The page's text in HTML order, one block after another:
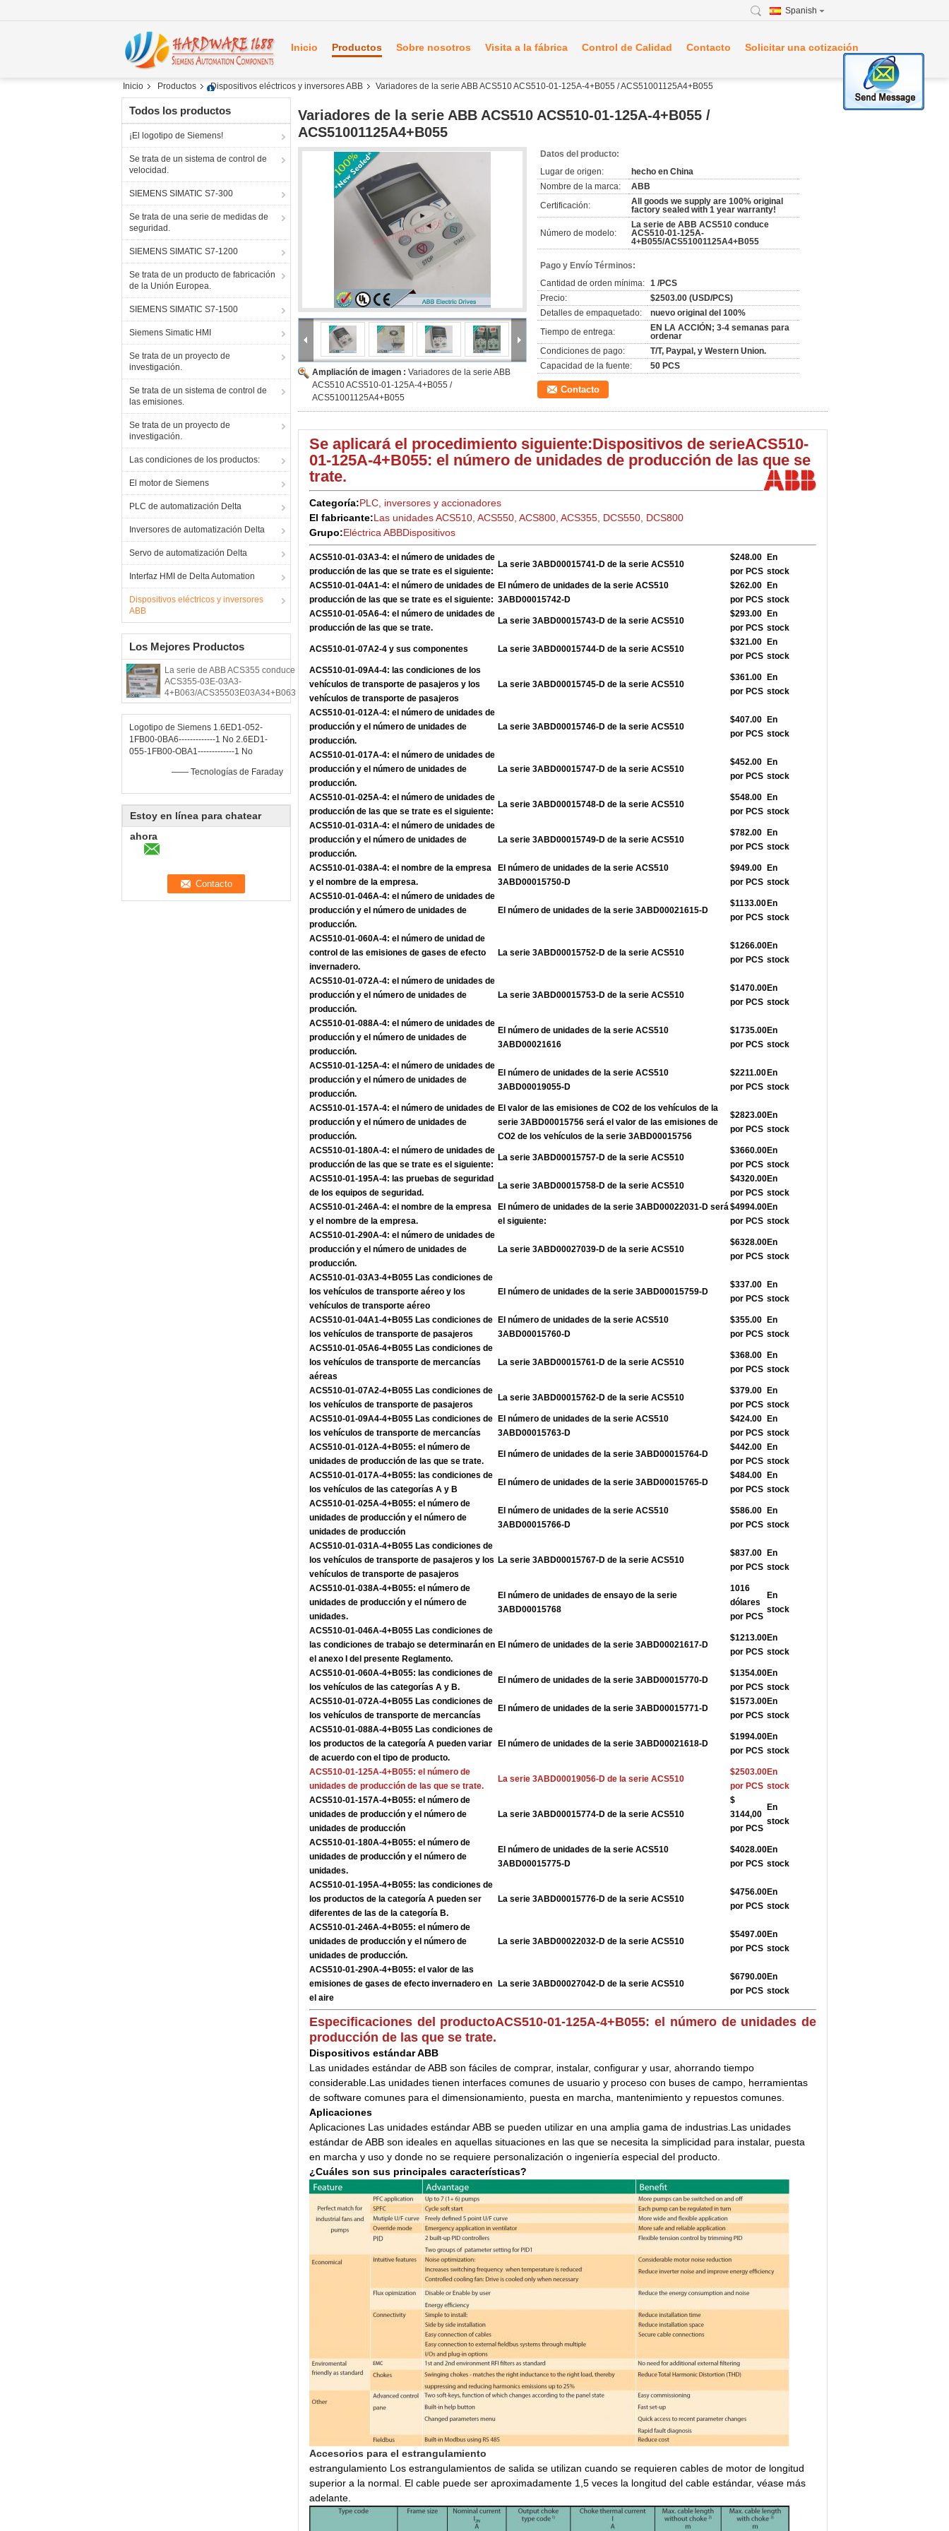
Spanish
Inicio Productos Sobre nosotros Visita a la fábrica Control de Calidad Contacto Solicitar una cotización
Inicio Productos Dispositivos eléctricos y inversores ABB Variadores de la serie ABB ACS510 ACS510-01-125A-4+B055 / ACS51001125A4+B055
Todos los productos
¡El logotipo de Siemens!
Se trata de un sistema de control de
velocidad.
SIEMENS SIMATIC S7-300
Se trata de una serie de medidas de
seguridad.
SIEMENS SIMATIC S7-1200
Se trata de un producto de fabricación
de la Unión Europea.
SIEMENS SIMATIC S7-1500
Siemens Simatic HMI
Se trata de un proyecto de
investigación.
Se trata de un sistema de control de
las emisiones.
Se trata de un proyecto de
investigación.
Las condiciones de los productos:
El motor de Siemens
PLC de automatización Delta
Inversores de automatización Delta
Servo de automatización Delta
Interfaz HMI de Delta Automation
Dispositivos eléctricos y inversores
ABB
Los Mejores Productos
La serie de ABB ACS355 conduce
ACS355-03E-03A3-
4+B063/ACS35503E03A34+B063
Logotipo de Siemens 1.6ED1-052-
1FB00-0BA6-------------1 No 2.6ED1-
055-1FB00-OBA1-------------1 No
—— Tecnologías de Faraday
Estoy en línea para chatear
ahora
Variadores de la serie ABB ACS510 ACS510-01-125A-4+B055 /
ACS51001125A4+B055
Ampliación de imagen : Variadores de la serie ABB
ACS510 ACS510-01-125A-4+B055 /
ACS51001125A4+B055
Datos del producto:
Lugar de origen:
hecho en China
Nombre de la marca:
ABB
Certificación:
All goods we supply are 100% original
factory sealed with 1 year warranty!
Número de modelo:
La serie de ABB ACS510 conduce
ACS510-01-125A-
4+B055/ACS51001125A4+B055
Pago y Envío Términos:
Cantidad de orden mínima: 1 /PCS
Precio:
$2503.00 (USD/PCS)
Detalles de empaquetado:
nuevo original del 100%
Tiempo de entrega:
EN LA ACCIÓN; 3-4 semanas para
ordenar
Condiciones de pago:
T/T, Paypal, y Western Union.
Capacidad de la fuente:
50 PCS
Contacto
Se aplicará el procedimiento siguiente:Dispositivos de serieACS510-
01-125A-4+B055: el número de unidades de producción de las que se
trate.
Categoría:PLC, inversores y accionadores
El fabricante:Las unidades ACS510, ACS550, ACS800, ACS355, DCS550, DCS800
Grupo:Eléctrica ABBDispositivos
ACS510-01-03A3-4: el número de unidades de
producción de las que se trate es el siguiente:
La serie 3ABD00015741-D de la serie ACS510
$248.00
por PCS
En
stock
ACS510-01-04A1-4: el número de unidades de
producción de las que se trate es el siguiente:
El número de unidades de la serie ACS510
3ABD00015742-D
$262.00
por PCS
En
stock
ACS510-01-05A6-4: el número de unidades de
producción de las que se trate.
La serie 3ABD00015743-D de la serie ACS510
$293.00
por PCS
En
stock
ACS510-01-07A2-4 y sus componentes La serie 3ABD00015744-D de la serie ACS510
$321.00
por PCS
En
stock
ACS510-01-09A4-4: las condiciones de los
vehículos de transporte de pasajeros y los
vehículos de transporte de pasajeros
La serie 3ABD00015745-D de la serie ACS510
$361.00
por PCS
En
stock
ACS510-01-012A-4: el número de unidades de
producción y el número de unidades de
producción.
La serie 3ABD00015746-D de la serie ACS510
$407.00
por PCS
En
stock
ACS510-01-017A-4: el número de unidades de
producción y el número de unidades de
producción.
La serie 3ABD00015747-D de la serie ACS510
$452.00
por PCS
En
stock
ACS510-01-025A-4: el número de unidades de
producción de las que se trate es el siguiente:
La serie 3ABD00015748-D de la serie ACS510
$548.00
por PCS
En
stock
ACS510-01-031A-4: el número de unidades de
producción y el número de unidades de
producción.
La serie 3ABD00015749-D de la serie ACS510
$782.00
por PCS
En
stock
ACS510-01-038A-4: el nombre de la empresa
y el nombre de la empresa.
El número de unidades de la serie ACS510
3ABD00015750-D
$949.00
por PCS
En
stock
ACS510-01-046A-4: el número de unidades de
producción y el número de unidades de
producción.
El número de unidades de la serie 3ABD00021615-D
$1133.00
por PCS
En
stock
ACS510-01-060A-4: el número de unidad de
control de las emisiones de gases de efecto
invernadero.
La serie 3ABD00015752-D de la serie ACS510
$1266.00
por PCS
En
stock
ACS510-01-072A-4: el número de unidades de
producción y el número de unidades de
producción.
La serie 3ABD00015753-D de la serie ACS510
$1470.00
por PCS
En
stock
ACS510-01-088A-4: el número de unidades de
producción y el número de unidades de
producción.
El número de unidades de la serie ACS510
3ABD00021616
$1735.00
por PCS
En
stock
ACS510-01-125A-4: el número de unidades de
producción y el número de unidades de
producción.
El número de unidades de la serie ACS510
3ABD00019055-D
$2211.00
por PCS
En
stock
ACS510-01-157A-4: el número de unidades de
producción y el número de unidades de
producción.
El valor de las emisiones de CO2 de los vehículos de la
serie 3ABD00015756 será el valor de las emisiones de
CO2 de los vehículos de la serie 3ABD00015756
$2823.00
por PCS
En
stock
ACS510-01-180A-4: el número de unidades de
producción de las que se trate es el siguiente:
La serie 3ABD00015757-D de la serie ACS510
$3660.00
por PCS
En
stock
ACS510-01-195A-4: las pruebas de seguridad
de los equipos de seguridad.
La serie 3ABD00015758-D de la serie ACS510
$4320.00
por PCS
En
stock
ACS510-01-246A-4: el nombre de la empresa
y el nombre de la empresa.
El número de unidades de la serie 3ABD00022031-D será
el siguiente:
$4994.00
por PCS
En
stock
ACS510-01-290A-4: el número de unidades de
producción y el número de unidades de
producción.
La serie 3ABD00027039-D de la serie ACS510
$6328.00
por PCS
En
stock
ACS510-01-03A3-4+B055 Las condiciones de
los vehículos de transporte aéreo y los
vehículos de transporte aéreo
El número de unidades de la serie 3ABD00015759-D
$337.00
por PCS
En
stock
ACS510-01-04A1-4+B055 Las condiciones de
los vehículos de transporte de pasajeros
El número de unidades de la serie ACS510
3ABD00015760-D
$355.00
por PCS
En
stock
ACS510-01-05A6-4+B055 Las condiciones de
los vehículos de transporte de mercancías
aéreas
La serie 3ABD00015761-D de la serie ACS510
$368.00
por PCS
En
stock
ACS510-01-07A2-4+B055 Las condiciones de
los vehículos de transporte de pasajeros
La serie 3ABD00015762-D de la serie ACS510
$379.00
por PCS
En
stock
ACS510-01-09A4-4+B055 Las condiciones de
los vehículos de transporte de mercancías
El número de unidades de la serie ACS510
3ABD00015763-D
$424.00
por PCS
En
stock
ACS510-01-012A-4+B055: el número de
unidades de producción de las que se trate.
El número de unidades de la serie 3ABD00015764-D
$442.00
por PCS
En
stock
ACS510-01-017A-4+B055: las condiciones de
los vehículos de las categorías A y B
El número de unidades de la serie 3ABD00015765-D
$484.00
por PCS
En
stock
ACS510-01-025A-4+B055: el número de
unidades de producción y el número de
unidades de producción
El número de unidades de la serie ACS510
3ABD00015766-D
$586.00
por PCS
En
stock
ACS510-01-031A-4+B055 Las condiciones de
los vehículos de transporte de pasajeros y los
vehículos de transporte de pasajeros
La serie 3ABD00015767-D de la serie ACS510
$837.00
por PCS
En
stock
ACS510-01-038A-4+B055: el número de
unidades de producción y el número de
unidades.
El número de unidades de ensayo de la serie
3ABD00015768
1016
dólares
por PCS
En
stock
ACS510-01-046A-4+B055 Las condiciones de
las condiciones de trabajo se determinarán en
el anexo I del presente Reglamento.
El número de unidades de la serie 3ABD00021617-D
$1213.00
por PCS
En
stock
ACS510-01-060A-4+B055: las condiciones de
los vehículos de las categorías A y B.
El número de unidades de la serie 3ABD00015770-D
$1354.00
por PCS
En
stock
ACS510-01-072A-4+B055 Las condiciones de
los vehículos de transporte de mercancías
El número de unidades de la serie 3ABD00015771-D
$1573.00
por PCS
En
stock
ACS510-01-088A-4+B055 Las condiciones de
los productos de la categoría A pueden variar
de acuerdo con el tipo de producto.
El número de unidades de la serie 3ABD00021618-D
$1994.00
por PCS
En
stock
ACS510-01-125A-4+B055: el número de
unidades de producción de las que se trate.
La serie 3ABD00019056-D de la serie ACS510
$2503.00
por PCS
En
stock
ACS510-01-157A-4+B055: el número de
unidades de producción y el número de
unidades de producción
La serie 3ABD00015774-D de la serie ACS510
$
3144,00
por PCS
En
stock
ACS510-01-180A-4+B055: el número de
unidades de producción y el número de
unidades.
El número de unidades de la serie ACS510
3ABD00015775-D
$4028.00
por PCS
En
stock
ACS510-01-195A-4+B055: las condiciones de
los productos de la categoría A pueden ser
diferentes de las de la categoría B.
La serie 3ABD00015776-D de la serie ACS510
$4756.00
por PCS
En
stock
ACS510-01-246A-4+B055: el número de
unidades de producción y el número de
unidades de producción.
La serie 3ABD00022032-D de la serie ACS510
$5497.00
por PCS
En
stock
ACS510-01-290A-4+B055: el valor de las
emisiones de gases de efecto invernadero en
el aire
La serie 3ABD00027042-D de la serie ACS510
$6790.00
por PCS
En
stock
Especificaciones del productoACS510-01-125A-4+B055: el número de unidades de
producción de las que se trate.
Dispositivos estándar ABB
Las unidades estándar de ABB son fáciles de comprar, instalar, configurar y usar, ahorrando tiempo
considerable.Las unidades tienen interfaces comunes de usuario y proceso con buses de campo, herramientas
de software comunes para el dimensionamiento, puesta en marcha, mantenimiento y repuestos comunes.
Aplicaciones
Aplicaciones Las unidades estándar ABB se pueden utilizar en una amplia gama de industrias.Las unidades
estándar de ABB son ideales en aquellas situaciones en las que se necesita la simplicidad para instalar, puesta
en marcha y uso y donde no se requiere personalización o ingeniería especial del producto.
¿Cuáles son sus principales características?
Accesorios para el estrangulamiento
estrangulamiento Los estrangulamientos de salida se utilizan cuando se requieren cables de motor de longitud
superior a la normal. El cable puede ser aproximadamente 1,5 veces la longitud del cable estándar, véase más
adelante.